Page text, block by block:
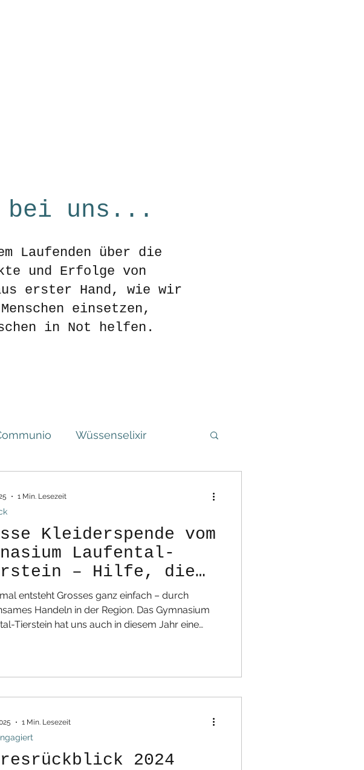
bei uns...
Laufenden über die
und Erfolge von
erster Hand, wie wir
einsetzen,
in Not helfen.
Wüssenselixir
Kleiderspende vom
Laufental-
– Hilfe, die
wirkt
entsteht Grosses ganz einfach – durch
Handeln in der Region. Das Gymnasium
uns auch in diesem Jahr eine
ein starkes Zeichen:💛 für Solidarität ,♻️ für
gespende
1 Min. Lesezeit
2024
1 Min. Lesezeit